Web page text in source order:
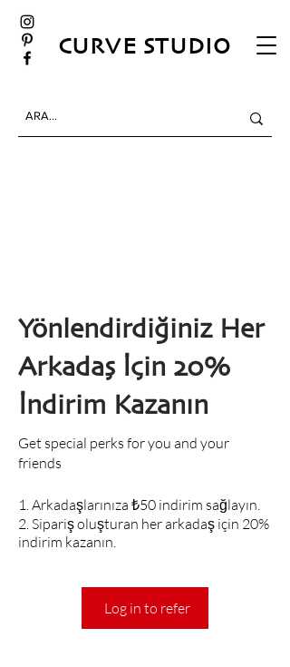
CURVE STUDIO
Yönlendirdiğiniz Her
Arkadaş İçin 20%
İndirim Kazanın
Get special perks for you and your
friends
Arkadaşlarınıza ₺50 indirim sağlayın.
Sipariş oluşturan her arkadaş için 20%
indirim kazanın.
Log in to refer